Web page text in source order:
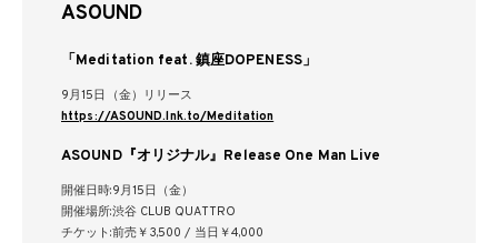
ASOUND
「Meditation feat. 鎮座DOPENESS」
9月15日（金）リリース
https://ASOUND.lnk.to/Meditation
ASOUND『オリジナル』Release One Man Live
開催日時:9月15日（金）
開催場所:渋谷 CLUB QUATTRO
チケット:前売￥3,500 / 当日￥4,000